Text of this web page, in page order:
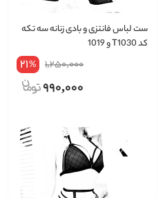
ست لباس فانتزی و بادی زنانه سه تکه
کد T1030 و 1019
1,250,000
21%
990,000